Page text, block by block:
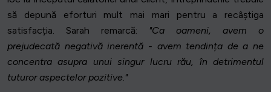
să depună eforturi mult mai mari pentru a recâștiga
satisfacția. Sarah remarcă:
"Ca oameni, avem o
prejudecată negativă inerentă - avem tendința de a ne
concentra asupra unui singur lucru rău, în detrimentul
tuturor aspectelor pozitive."